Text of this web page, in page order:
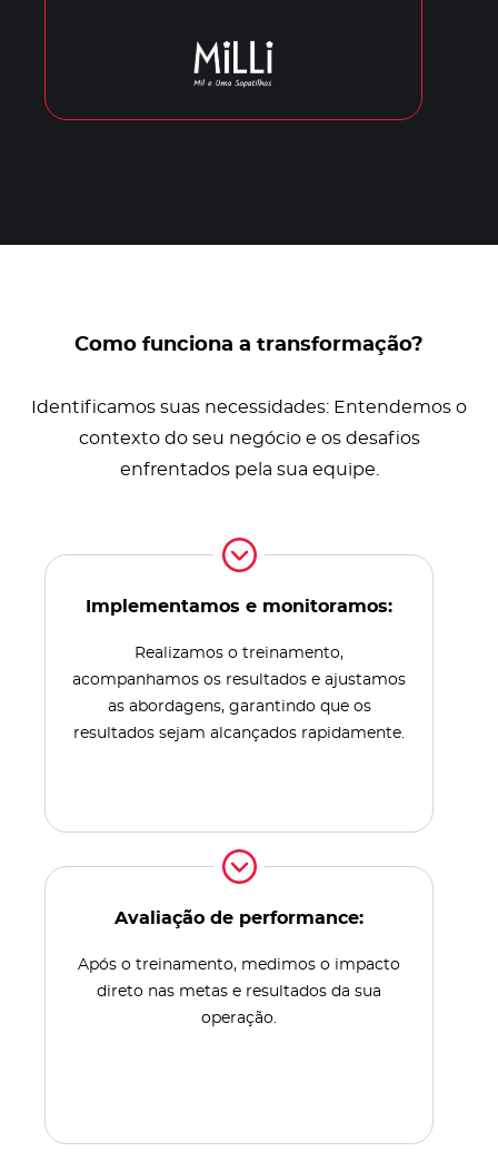
Como funciona a transformação?
Identificamos suas necessidades: Entendemos o
contexto do seu negócio e os desafios
enfrentados pela sua equipe.
Implementamos e monitoramos:
Realizamos o treinamento,
acompanhamos os resultados e ajustamos
as abordagens, garantindo que os
resultados sejam alcançados rapidamente.
Avaliação de performance:
Após o treinamento, medimos o impacto
direto nas metas e resultados da sua
operação.